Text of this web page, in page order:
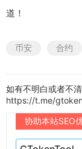
道！
币安 合约
如有不明白或者不
https://t.me/
协助本站SEO